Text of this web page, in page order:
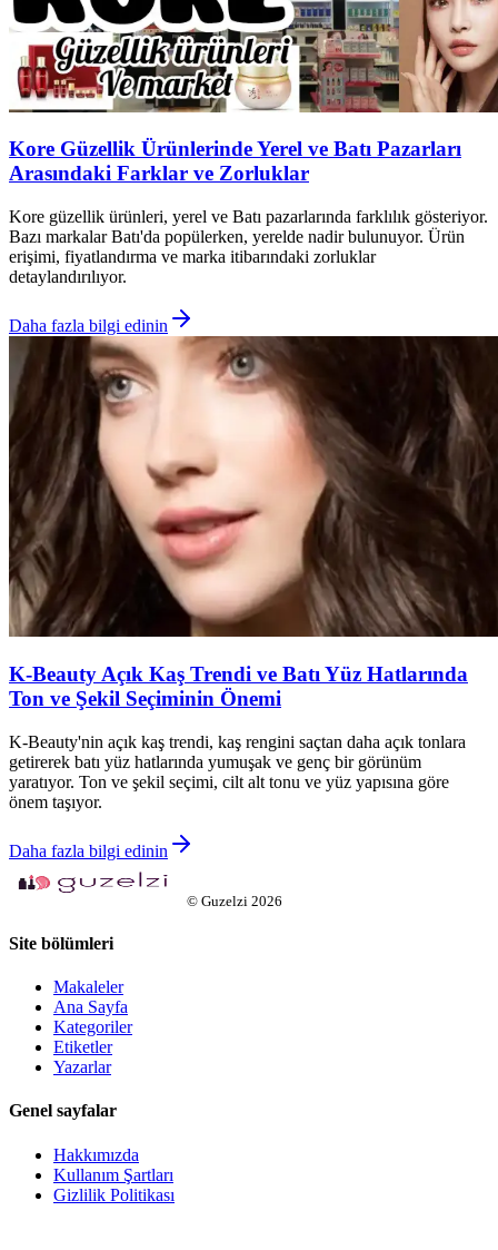
Kore Güzellik Ürünlerinde Yerel ve Batı Pazarları
Arasındaki Farklar ve Zorluklar
Kore güzellik ürünleri, yerel ve Batı pazarlarında farklılık gösteriyor.
Bazı markalar Batı'da popülerken, yerelde nadir bulunuyor. Ürün
erişimi, fiyatlandırma ve marka itibarındaki zorluklar
detaylandırılıyor.
Daha fazla bilgi edinin
K-Beauty Açık Kaş Trendi ve Batı Yüz Hatlarında
Ton ve Şekil Seçiminin Önemi
K-Beauty'nin açık kaş trendi, kaş rengini saçtan daha açık tonlara
getirerek batı yüz hatlarında yumuşak ve genç bir görünüm
yaratıyor. Ton ve şekil seçimi, cilt alt tonu ve yüz yapısına göre
önem taşıyor.
Daha fazla bilgi edinin
© Guzelzi 2026
Site bölümleri
Makaleler
Ana Sayfa
Kategoriler
Etiketler
Yazarlar
Genel sayfalar
Hakkımızda
Kullanım Şartları
Gizlilik Politikası